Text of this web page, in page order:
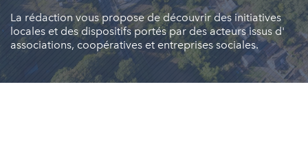
La rédaction vous propose de découvrir des initiatives
locales et des dispositifs portés par des acteurs issus d'
associations, coopératives et entreprises sociales.